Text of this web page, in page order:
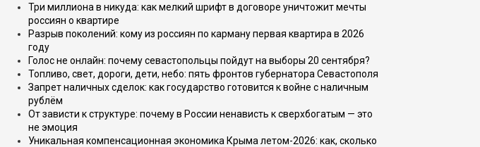
Три миллиона в никуда: как мелкий шрифт в договоре уничтожит мечты
россиян о квартире
Разрыв поколений: кому из россиян по карману первая квартира в 2026
году
Голос не онлайн: почему севастопольцы пойдут на выборы 20 сентября?
Топливо, свет, дороги, дети, небо: пять фронтов губернатора Севастополя
Запрет наличных сделок: как государство готовится к войне с наличным
рублём
От зависти к структуре: почему в России ненависть к сверхбогатым — это
не эмоция
Уникальная компенсационная экономика Крыма летом-2026: как, сколько